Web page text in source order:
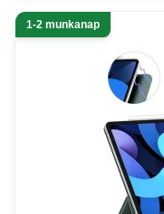
1-2 munkanap